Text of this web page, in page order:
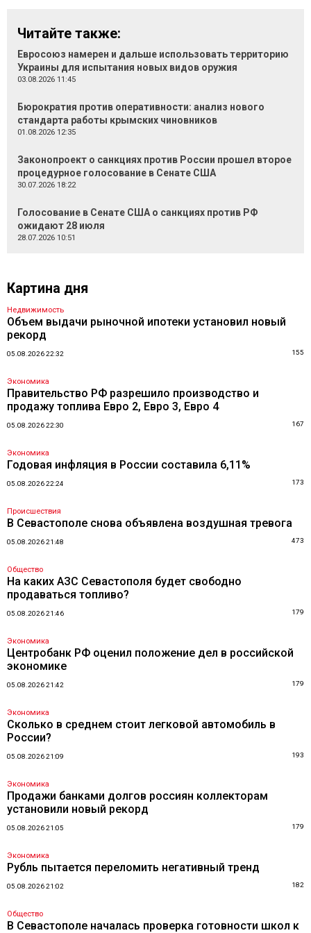
Читайте также:
Евросоюз намерен и дальше использовать территорию
Украины для испытания новых видов оружия
03.08.2026 11:45
Бюрократия против оперативности: анализ нового
стандарта работы крымских чиновников
01.08.2026 12:35
Законопроект о санкциях против России прошел второе
процедурное голосование в Сенате США
30.07.2026 18:22
Голосование в Сенате США о санкциях против РФ
ожидают 28 июля
28.07.2026 10:51
Картина дня
Недвижимость
Объем выдачи рыночной ипотеки установил новый
рекорд
05.08.2026 22:32 155
Экономика
Правительство РФ разрешило производство и
продажу топлива Евро 2, Евро 3, Евро 4
05.08.2026 22:30 167
Экономика
Годовая инфляция в России составила 6,11%
05.08.2026 22:24 173
Происшествия
В Севастополе снова объявлена воздушная тревога
05.08.2026 21:48 473
Общество
На каких АЗС Севастополя будет свободно
продаваться топливо?
05.08.2026 21:46 179
Экономика
Центробанк РФ оценил положение дел в российской
экономике
05.08.2026 21:42 179
Экономика
Сколько в среднем стоит легковой автомобиль в
России?
05.08.2026 21:09 193
Экономика
Продажи банками долгов россиян коллекторам
установили новый рекорд
05.08.2026 21:05 179
Экономика
Рубль пытается переломить негативный тренд
05.08.2026 21:02 182
Общество
В Севастополе началась проверка готовности школ к